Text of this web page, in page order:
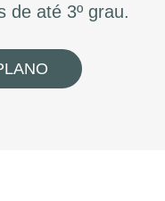
de até 3º grau.